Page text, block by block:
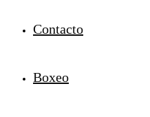
Contacto
Boxeo